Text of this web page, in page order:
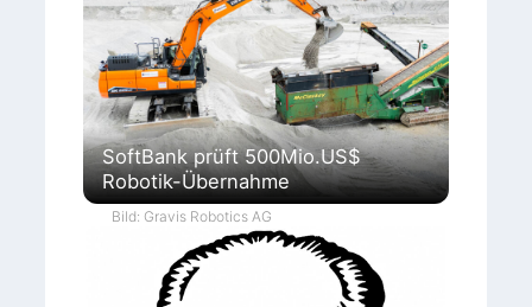
SoftBank prüft 500Mio.US$
Robotik-Übernahme
Bild: Gravis Robotics AG